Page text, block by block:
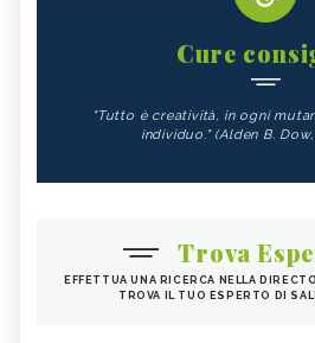
Cure
"Tutto è creatività, in ogni
individuo." (Alden B.
Trova
EFFETTUA UNA RICERCA NELLA
TROVA IL TUO ESPERTO DI